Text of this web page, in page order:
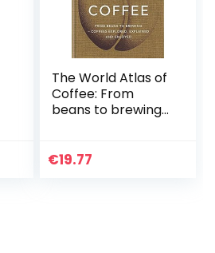
The World Atlas of
Coffee: From
beans to brewing
explained and
€19.77